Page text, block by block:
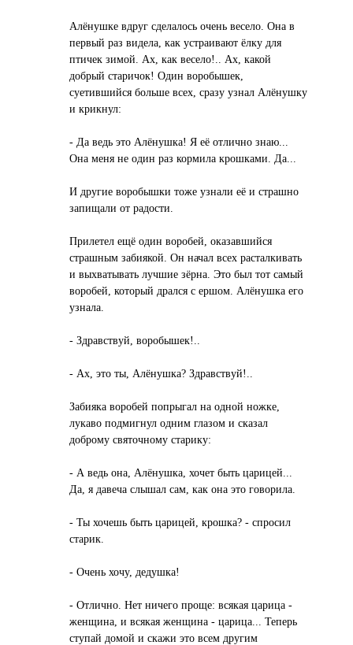
Алёнушке вдруг сделалось очень весело. Она в
первый раз видела, как устраивают ёлку для
птичек зимой. Ах, как весело!.. Ах, какой
добрый старичок! Один воробышек,
суетившийся больше всех, сразу узнал Алёнушку
и крикнул:
- Да ведь это Алёнушка! Я её отлично знаю...
Она меня не один раз кормила крошками. Да...
И другие воробышки тоже узнали её и страшно
запищали от радости.
Прилетел ещё один воробей, оказавшийся
страшным забиякой. Он начал всех расталкивать
и выхватывать лучшие зёрна. Это был тот самый
воробей, который дрался с ершом. Алёнушка его
узнала.
- Здравствуй, воробышек!..
- Ах, это ты, Алёнушка? Здравствуй!..
Забияка воробей попрыгал на одной ножке,
лукаво подмигнул одним глазом и сказал
доброму святочному старику:
- А ведь она, Алёнушка, хочет быть царицей...
Да, я давеча слышал сам, как она это говорила.
- Ты хочешь быть царицей, крошка? - спросил
старик.
- Очень хочу, дедушка!
- Отлично. Нет ничего проще: всякая царица -
женщина, и всякая женщина - царица... Теперь
ступай домой и скажи это всем другим